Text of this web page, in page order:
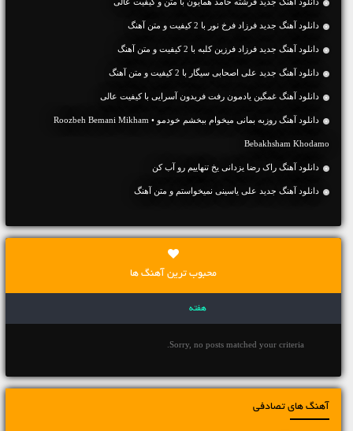
دانلود آهنگ جديد فرزاد فرخ نور با 2 کیفیت و متن آهنگ
دانلود آهنگ جديد فرزاد فرزین کلبه با 2 کیفیت و متن آهنگ
دانلود آهنگ جديد علی اصحابی سیگار با 2 کیفیت و متن آهنگ
دانلود آهنگ غمگین یادمون رفت فریدون آسرایی با کیفیت عالی
دانلود آهنگ روزبه بمانی میخوام ببخشم خودمو • Roozbeh Bemani Mikham
Bebakhsham Khodamo
دانلود آهنگ راک رضا یزدانی یخ تنهاییم رو آب کن
دانلود آهنگ جديد علی یاسینی نمیخواستم و متن آهنگ
محبوب ترین آهنگ ها
هفته
Sorry, no posts matched your criteria.
آهنگ های تصادفی